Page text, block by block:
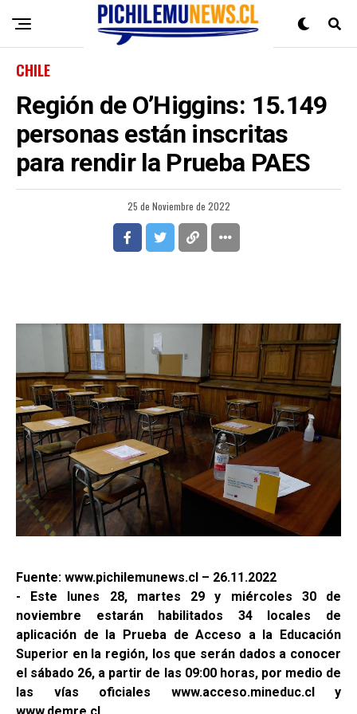
CHILE
Región de O’Higgins: 15.149
personas están inscritas
para rendir la Prueba PAES
25 de Noviembre de 2022
Fuente: www.pichilemunews.cl – 26.11.2022
- Este lunes 28, martes 29 y miércoles 30 de
noviembre estarán habilitados 34 locales de
aplicación de la Prueba de Acceso a la Educación
Superior en la región, los que serán dados a conocer
el sábado 26, a partir de las 09:00 horas, por medio de
las vías oficiales www.acceso.mineduc.cl y